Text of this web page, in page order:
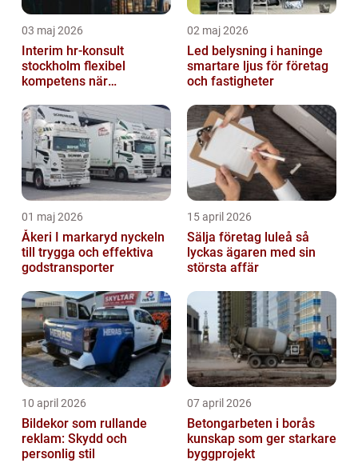
03 maj 2026
Interim hr-konsult
stockholm flexibel
kompetens när
stöd
02 maj 2026
Led belysning i haninge
smartare ljus för företag
och fastigheter
01 maj 2026
Åkeri I markaryd nyckeln
till trygga och effektiva
godstransporter
15 april 2026
Sälja företag luleå så
lyckas ägaren med sin
största affär
10 april 2026
Bildekor som rullande
reklam: Skydd och
personlig stil
07 april 2026
Betongarbeten i borås
kunskap som ger starkare
byggprojekt